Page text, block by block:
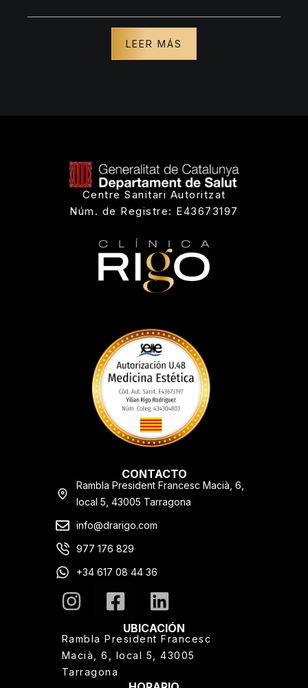
LEER MÁS
Centre Sanitari Autoritzat
Núm. de Registre: E43673197
CONTACTO
Rambla President Francesc Macià, 6,
local 5, 43005 Tarragona
info@drarigo.com
977 176 829
+34 617 08 44 36
UBICACIÓN
Rambla President Francesc
Macià, 6, local 5, 43005
Tarragona